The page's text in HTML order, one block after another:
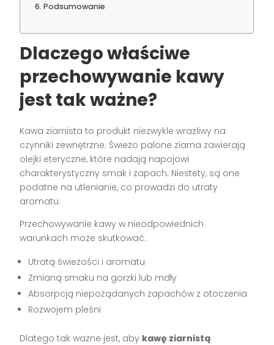
Podsumowanie
Dlaczego właściwe
przechowywanie kawy
jest tak ważne?
Kawa ziarnista to produkt niezwykle wrażliwy na
czynniki zewnętrzne. Świeżo palone ziarna zawierają
olejki eteryczne, które nadają napojowi
charakterystyczny smak i zapach. Niestety, są one
podatne na utlenianie, co prowadzi do utraty
aromatu.
Przechowywanie kawy w nieodpowiednich
warunkach może skutkować:
Utratą świeżości i aromatu
Zmianą smaku na gorzki lub mdły
Absorpcją niepożądanych zapachów z otoczenia
Rozwojem pleśni
Dlatego tak ważne jest, aby kawę ziarnistą